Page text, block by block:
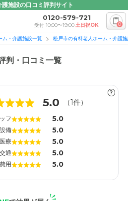
施設の口コミ評判サイト
0120-579-721
受付 10:00〜19:00土日祝OK 0
ム・介護施設一覧 松戸市の有料老人ホーム・介護
判・口コミ一覧
?
5.0 （1件）
フ 5.0
備 5.0
療 5.0
通 5.0
用 5.0